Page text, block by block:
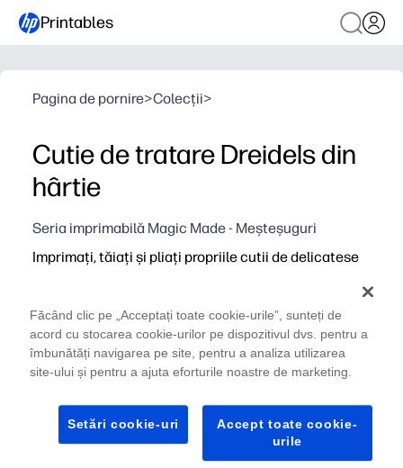
Printables
Pagina de pornire>Colecții>
Cutie de tratare Dreidels din
hârtie
Seria imprimabilă Magic Made - Meșteșuguri
Imprimați, tăiați și pliați propriile cutii de delicatese
va iubi.
De ce funcționează:
Gata în câteva minute - imprimați doar pe carton,
Perfect pentru sărbători în clasă, favoruri de
Eficient la buget și fără dezordine - reutilizați
Făcând clic pe „Acceptați toate cookie-urile”, sunteți de
acord cu stocarea cookie-urilor pe dispozitivul dvs. pentru a
îmbunătăți navigarea pe site, pentru a analiza utilizarea
site-ului și pentru a ajuta eforturile noastre de marketing.
Setări cookie-uri
Accept toate cookie-
urile